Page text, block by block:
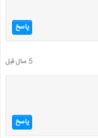
پاسخ
5 سال قبل
پاسخ